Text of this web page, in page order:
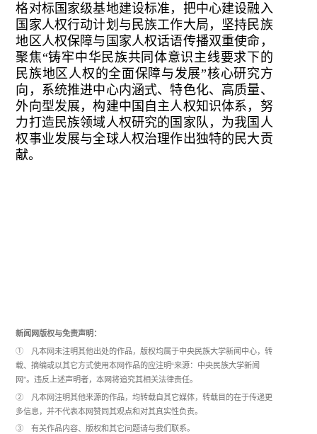
格对标国家级基地建设标准，把中心建设融入
国家人权行动计划与民族工作大局，坚持民族
地区人权保障与国家人权话语传播双重使命，
聚焦“铸牢中华民族共同体意识主线要求下的
民族地区人权的全面保障与发展”核心研究方
向，系统推进中心内涵式、特色化、高质量、
外向型发展，构建中国自主人权知识体系，努
力打造民族领域人权研究的国家队，为我国人
权事业发展与全球人权治理作出独特的民大贡
献。
新闻网版权与免责声明：
① 凡本网未注明其他出处的作品，版权均属于中央民族大学新闻中心，转
载、摘编或以其它方式使用本网作品的应注明“来源：中央民族大学新闻
网”。违反上述声明者，本网将追究其相关法律责任。
② 凡本网注明其他来源的作品，均转载自其它媒体，转载目的在于传递更
多信息，并不代表本网赞同其观点和对其真实性负责。
③ 有关作品内容、版权和其它问题请与我们联系。